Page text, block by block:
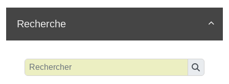

Recherche